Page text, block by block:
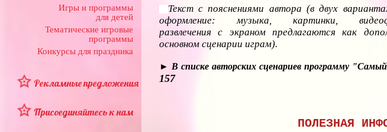
Игры и программы
для детей
Тематические игровые
программы
Конкурсы для праздника
Рекламные предложения
Присоединяйтесь к нам
Текст с пояснениями автора (в двух
оформление: музыка, картинки,
развлечения с экраном предлагаются как
основном сценарии играм).
► В списке авторских сценариев программу
157
ПОЛЕЗНАЯ